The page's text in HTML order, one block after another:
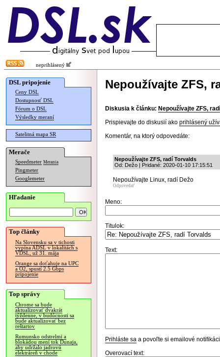
neprihlásený
DSL pripojenie
Ceny DSL
Dostupnosť DSL
Fórum o DSL
Výsledky meraní
Satelitná mapa SR
Merače
Speedmeter Merania
Pingmeter
Googlemeter
Hľadanie
Top články
Na Slovensku sa v tichosti
vypína ADSL v lokalitách s
VDSL, už 31. mája
Orange sa doťahuje na UPC
a O2, spustí 2.5 Gbps
pripojenie
Top správy
Chrome sa bude
aktualizovať dvakrát
týždenne, v budúcnosti sa
bude aktualizovať bez
reštartov
Rumunsko odstrelmi a
blokádou mení tok Dunaja,
aby udržalo jadrovú
elektráreň v chode
Nepoužívajte ZFS,
Diskusia k článku: Nepoužívajte ZFS,
Prispievajte do diskusií ako prihlásený
Komentár, na ktorý odpovedáte:
Nepoužívajte ZFS, radí Torvalds
Od: Dežo | Pridané: 2020-01-10 17:15:51
Nepoužívajte Linux, radí Dežo
Odpovedať
Meno:
Titulok:
Text:
Prihláste sa a povoľte si emailové
Overovací text: